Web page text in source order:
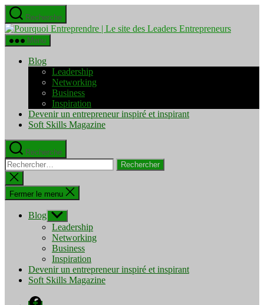
Aller
au
contenu
Recherche
Pourquoi
Menu
Blog
Leadership
Networking
Business
Inspiration
Devenir un entrepreneur inspiré et inspirant
Soft Skills Magazine
Recherche
Rechercher :
Fermer
la
recherche
Fermer le menu
Blog Afficher
le
sous-
menu
Leadership
Networking
Business
Inspiration
Devenir un entrepreneur inspiré et inspirant
Soft Skills Magazine
Facebook